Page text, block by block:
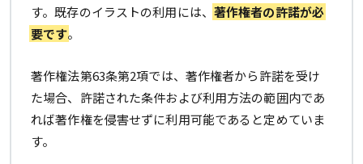
す。既存のイラストの利用には、 著作権者の許諾が必
要です。
著作権法第63条第2項では、著作権者から許諾を受け
た場合、許諾された条件および利用方法の範囲内であ
れば著作権を侵害せずに利用可能であると定めていま
す。